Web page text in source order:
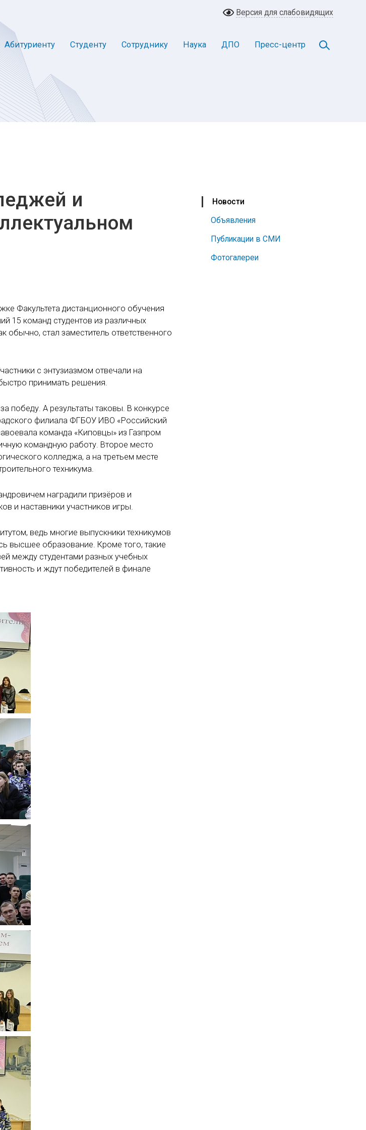
Версия для слабовидящих
Абитуриенту Студенту Сотруднику Наука ДПО Пресс-центр
Новости
Объявления
Публикации в СМИ
Фотогалереи
и
Факультета дистанционного обучения
15 команд студентов из различных
обычно, стал заместитель ответственного
с энтузиазмом отвечали на
принимать решения.
победу. А результаты таковы. В конкурсе
филиала ФГБОУ ИВО «Российский
команда «Киповцы» из Газпром
командную работу. Второе место
колледжа, а на третьем месте
техникума.
наградили призёров и
и наставники участников игры.
ведь многие выпускники техникумов
высшее образование. Кроме того, такие
между студентами разных учебных
и ждут победителей в финале